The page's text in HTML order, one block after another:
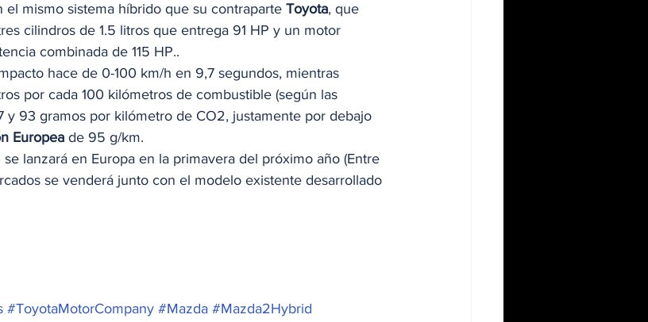
el mismo sistema híbrido que su contraparte Toyota, que
cilindros de 1.5 litros que entrega 91 HP y un motor
combinada de 115 HP..
hace de 0-100 km/h en 9,7 segundos, mientras
por cada 100 kilómetros de combustible (según las
y 93 gramos por kilómetro de CO2, justamente por debajo
Europea de 95 g/km.
se lanzará en Europa en la primavera del próximo año (Entre
se venderá junto con el modelo existente desarrollado
#ToyotaMotorCompany #Mazda #Mazda2Hybrid